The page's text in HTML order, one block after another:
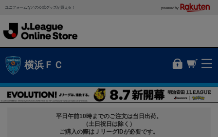
ユニフォームなどの公式グッズが買える！ powered by
横浜ＦＣ
平日午前10時までのご注文は当日出荷。
（土日祝日は除く）
ご購入の際はＪリーグIDが必要です。